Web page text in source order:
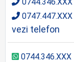
0747.447.XXX
vezi telefon
0744.346.XXX